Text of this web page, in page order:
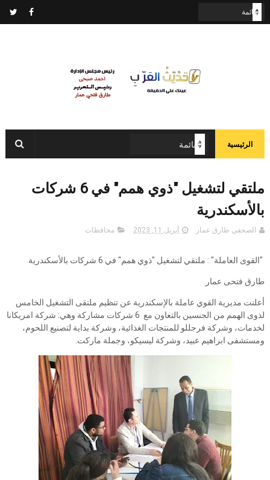
الرئيسية
ملتقي لتشغيل "ذوي همم" في 6 شركات
بالأسكندرية
الصحفي طارق عمار أبريل 11, 2023 محافظات
"القوى العاملة" : ملتقي لتشغيل "ذوي همم" في 6 شركات بالأسكندرية
طارق فتحى عمار
أعلنت مديرية القوي عاملة بالإسكندرية عن تنظيم ملتقى التشغيل الخامس
لذوى الهمم من الجنسين بالتعاون مع 6 شركات مشاركة وهي: شركة امريكانا
لخدمات، وشركة فرجللو للمنتجات الغذائية، وشركة بداية لتصنيع اللحوم،
ومستشفى ابراهيم عبيد، وشركة ليسيكو، وجملة ماركت.